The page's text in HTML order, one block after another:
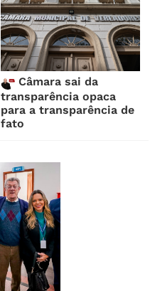
Câmara sai da
transparência opaca
para a transparência de
fato